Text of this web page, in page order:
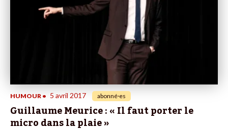
HUMOUR • 5 avril 2017 abonné·es
Guillaume Meurice : « Il faut porter le
micro dans la plaie »